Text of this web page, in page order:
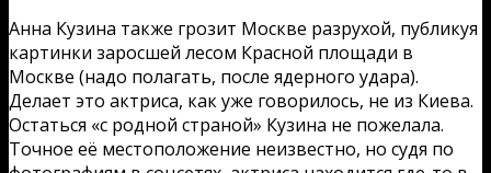
Анна Кузина также грозит Москве разрухой, публикуя
картинки заросшей лесом Красной площади в
Москве (надо полагать, после ядерного удара).
Делает это актриса, как уже говорилось, не из Киева.
Остаться «с родной страной» Кузина не пожелала.
Точное её местоположение неизвестно, но судя по